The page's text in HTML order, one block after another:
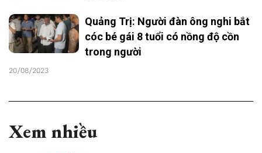
Quảng Trị: Người đàn ông nghi bắt
cóc bé gái 8 tuổi có nồng độ cồn
trong người
20/08/2023
Xem nhiều